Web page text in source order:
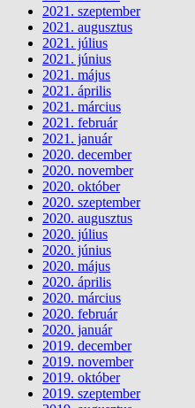
2021. szeptember
2021. augusztus
2021. július
2021. június
2021. május
2021. április
2021. március
2021. február
2021. január
2020. december
2020. november
2020. október
2020. szeptember
2020. augusztus
2020. július
2020. június
2020. május
2020. április
2020. március
2020. február
2020. január
2019. december
2019. november
2019. október
2019. szeptember